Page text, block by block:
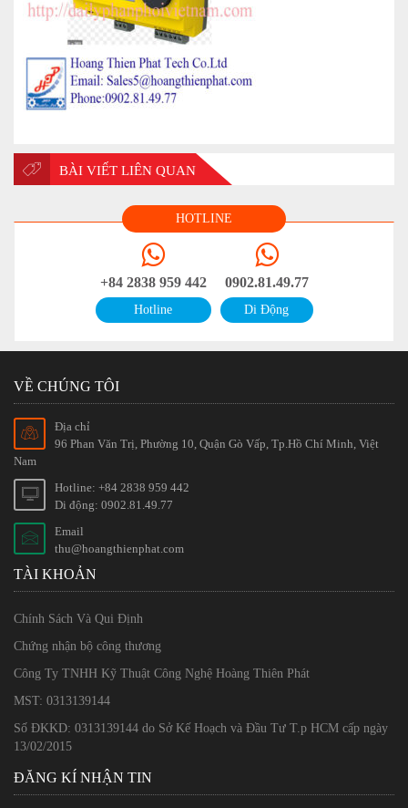
BÀI VIẾT LIÊN QUAN
HOTLINE
+84 2838 959 442
Hotline
0902.81.49.77
Di Động
VỀ CHÚNG TÔI
Địa chỉ
96 Phan Văn Trị, Phường 10, Quận Gò Vấp, Tp.Hồ Chí Minh, Việt
Nam
Hotline: +84 2838 959 442
Di động: 0902.81.49.77
Email
thu@hoangthienphat.com
TÀI KHOẢN
Chính Sách Và Qui Định
Chứng nhận bộ công thương
Công Ty TNHH Kỹ Thuật Công Nghệ Hoàng Thiên Phát
MST: 0313139144
Số ĐKKD: 0313139144 do Sở Kế Hoạch và Đầu Tư T.p HCM cấp ngày
13/02/2015
ĐĂNG KÍ NHẬN TIN